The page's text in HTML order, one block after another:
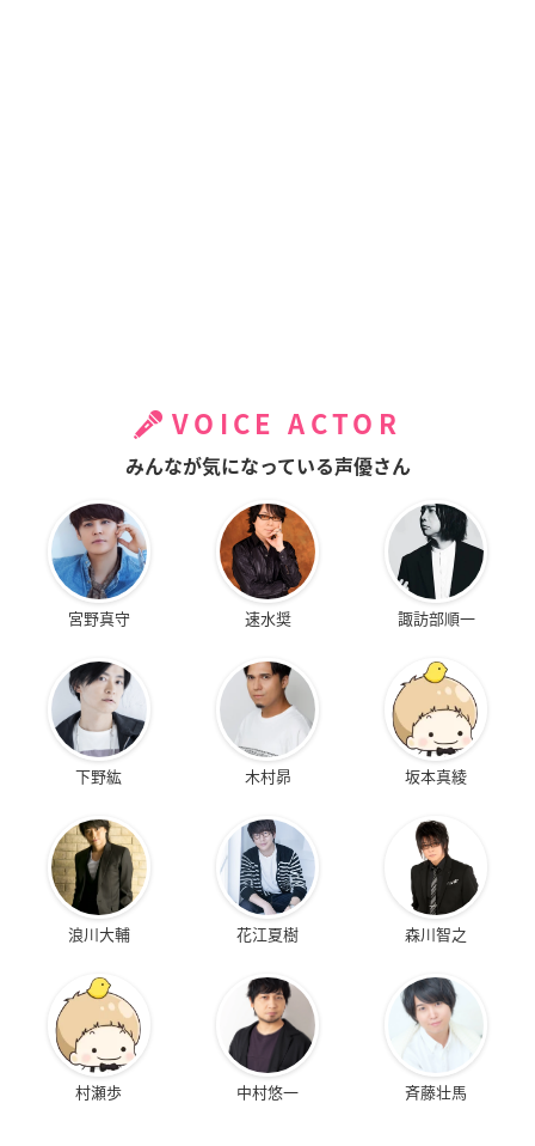
VOICE ACTOR
みんなが気になっている声優さん
宮野真守 速水奨 諏訪部順一
下野紘 木村昴 坂本真綾
浪川大輔 花江夏樹 森川智之
村瀬歩 中村悠一 斉藤壮馬